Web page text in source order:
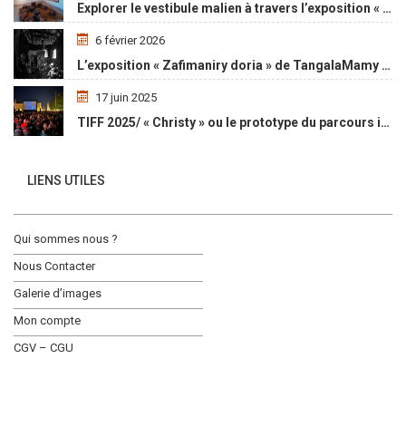
Explorer le vestibule malien à travers l’exposition « Maaya Bulon »
6 février 2026
L’exposition « Zafimaniry doria » de TangalaMamy honore la mémoire d’un peuple malgache
17 juin 2025
TIFF 2025/ « Christy » ou le prototype du parcours initiatique
LIENS UTILES
Qui sommes nous ?
Nous Contacter
Galerie d’images
Mon compte
CGV – CGU